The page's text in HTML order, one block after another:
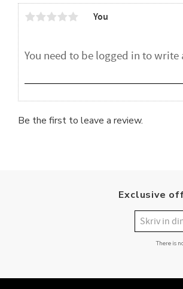
You
Be the first to leave a review.
Exclusive
There is